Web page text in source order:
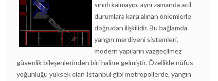
sınırlı kalmayıp, aynı zamanda acil
durumlara karşı alınan önlemlerle
doğrudan ilişkilidir. Bu bağlamda
yangın merdiveni sistemleri,
modern yapıların vazgeçilmez
güvenlik bileşenlerinden biri haline gelmiştir. Özellikle nüfus
yoğunluğu yüksek olan İstanbul gibi metropollerde, yangın